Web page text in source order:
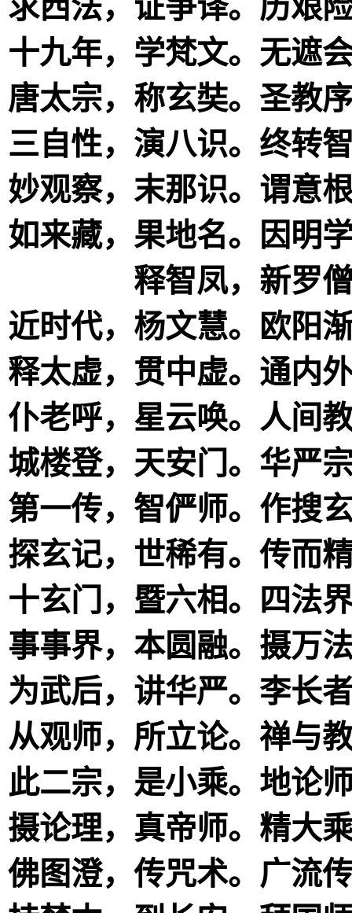
求西法，证争译。历艰
十九年，学梵文。无遮
唐太宗，称玄奘。圣教
三自性，演八识。终转
妙观察，末那识。谓意
如来藏，果地名。因明
释智凤，新罗
近时代，杨文慧。欧阳
释太虚，贯中虚。通内
仆老呼，星云唤。人间
城楼登，天安门。华严
第一传，智俨师。作搜
探玄记，世稀有。传而
十玄门，暨六相。四法
事事界，本圆融。摄万
为武后，讲华严。李长
从观师，所立论。禅与
此二宗，是小乘。地论
摄论理，真帝师。精大
佛图澄，传咒术。广流